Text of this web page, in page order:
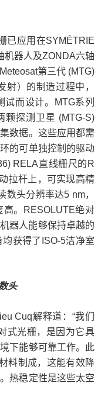
已应用在SYMÉTRIE
机器人及ZONDA六轴
第三代 (MTG)
射）的制造过程中，
而设计。MTG系列
颗探测卫星 (MTG-S)
数据。这些应用都需
的可单独控制的驱动
RELA直线栅尺的R
拉杆上，可实现高精
头分辨率达5 nm，
高。RESOLUTE绝对
器人能够保持卓越的
获得了ISO-5洁净室
头
Cuq解释道：“我们
式光栅，是因为它具
下能够可靠工作。此
料制成，这能有效降
热稳定性是这些太空